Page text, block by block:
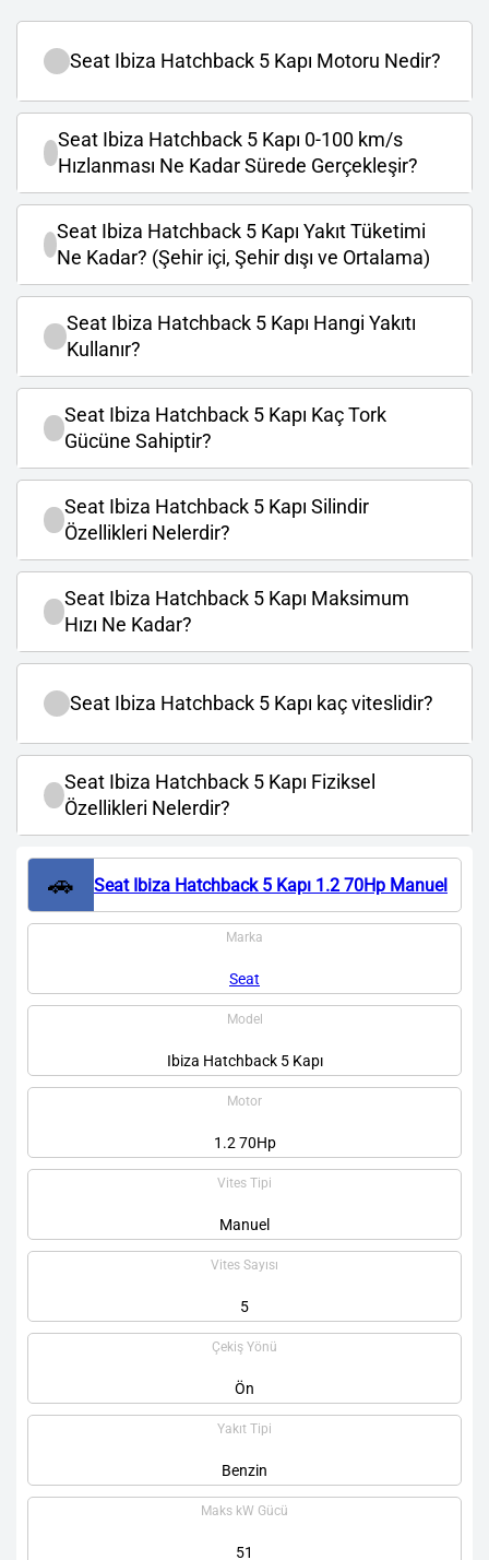
Seat Ibiza Hatchback 5 Kapı Motoru Nedir?
Seat Ibiza Hatchback 5 Kapı 0-100 km/s
Hızlanması Ne Kadar Sürede Gerçekleşir?
Seat Ibiza Hatchback 5 Kapı Yakıt Tüketimi
Ne Kadar? (Şehir içi, Şehir dışı ve Ortalama)
Seat Ibiza Hatchback 5 Kapı Hangi Yakıtı
Kullanır?
Seat Ibiza Hatchback 5 Kapı Kaç Tork
Gücüne Sahiptir?
Seat Ibiza Hatchback 5 Kapı Silindir
Özellikleri Nelerdir?
Seat Ibiza Hatchback 5 Kapı Maksimum
Hızı Ne Kadar?
Seat Ibiza Hatchback 5 Kapı kaç viteslidir?
Seat Ibiza Hatchback 5 Kapı Fiziksel
Özellikleri Nelerdir?
🚗 Seat Ibiza Hatchback 5 Kapı 1.2 70Hp Manuel
Marka
Seat
Model
Ibiza Hatchback 5 Kapı
Motor
1.2 70Hp
Vites Tipi
Manuel
Vites Sayısı
5
Çekiş Yönü
Ön
Yakıt Tipi
Benzin
Maks kW Gücü
51